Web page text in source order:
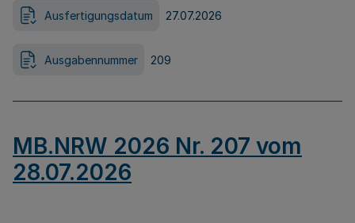
Ausfertigungsdatum 27.07.2026
Ausgabennummer 209
MB.NRW 2026 Nr. 207 vom
28.07.2026